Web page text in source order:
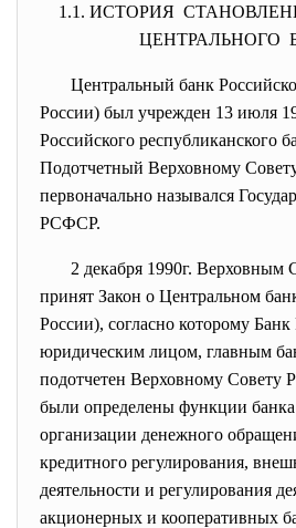
1.1. ИСТОРИЯ
ЦЕНТРАЛЬНОГО
Центральный банк
России) был учрежден 13 июля
Российского республиканского
Подотчетный Верховному
первоначально назывался
РСФСР.
2 декабря 1990г. Верховным
принят Закон о Центральном
России), согласно которому Банк
юридическим лицом, главным
подотчетен Верховному Совету
были определены функции банка
организации денежного
кредитного регулирования,
деятельности и регулирования
акционерных и кооперативных